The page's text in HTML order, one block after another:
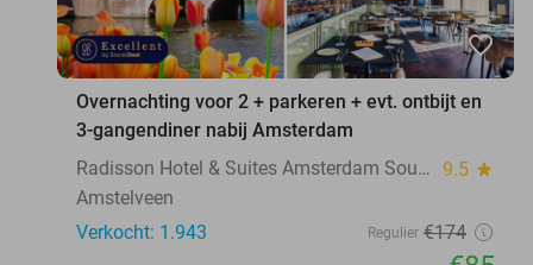
favorite_border
Overnachting voor 2 + parkeren + evt. ontbijt en
3-gangendiner nabij Amsterdam
Radisson Hotel & Suites Amsterdam South 9.5 star
Amstelveen
Verkocht: 1.943
Regulier €174